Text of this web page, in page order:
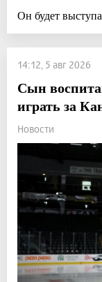
Он будет
14:12, 5 авг 2026
Сын
играть за
Новости